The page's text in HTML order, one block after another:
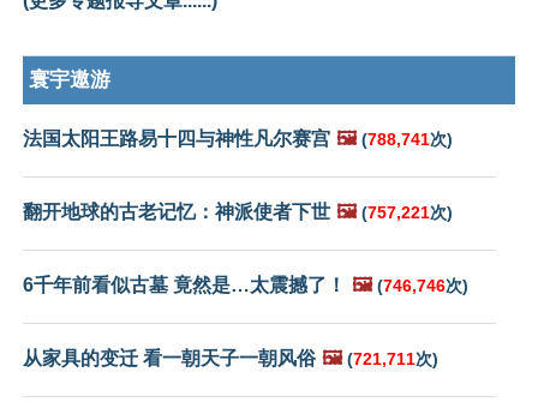
寰宇遨游
法国太阳王路易十四与神性凡尔赛宫 🖼️ (788,741次)
翻开地球的古老记忆：神派使者下世 🖼️ (757,221次)
6千年前看似古墓 竟然是…太震撼了！ 🖼️ (746,746次)
从家具的变迁 看一朝天子一朝风俗 🖼️ (721,711次)